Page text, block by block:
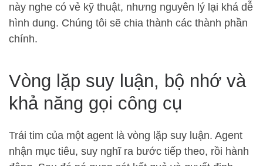
này nghe có vẻ kỹ thuật, nhưng nguyên lý lại khá dễ
hình dung. Chúng tôi sẽ chia thành các thành phần
chính.
Vòng lặp suy luận, bộ nhớ và
khả năng gọi công cụ
Trái tim của một agent là vòng lặp suy luận. Agent
nhận mục tiêu, suy nghĩ ra bước tiếp theo, rồi hành